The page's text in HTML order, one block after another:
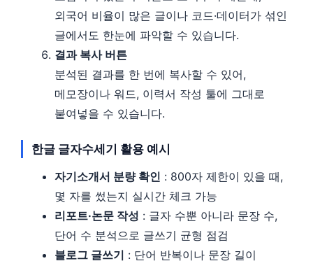
외국어 비율이 많은 글이나 코드·데이터가 섞인
글에서도 한눈에 파악할 수 있습니다.
결과 복사 버튼
분석된 결과를 한 번에 복사할 수 있어,
메모장이나 워드, 이력서 작성 툴에 그대로
붙여넣을 수 있습니다.
한글 글자수세기 활용 예시
자기소개서 분량 확인 : 800자 제한이 있을 때,
몇 자를 썼는지 실시간 체크 가능
리포트·논문 작성 : 글자 수뿐 아니라 문장 수,
단어 수 분석으로 글쓰기 균형 점검
블로그 글쓰기 : 단어 반복이나 문장 길이